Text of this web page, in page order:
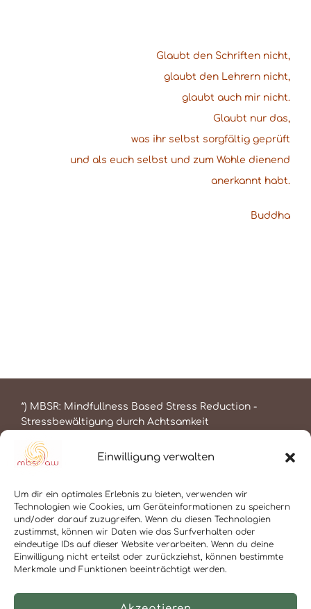
Einwilligung verwalten
Um dir ein optimales Erlebnis zu bieten, verwenden wir
Technologien wie Cookies, um Geräteinformationen zu speichern
und/oder darauf zuzugreifen. Wenn du diesen Technologien
zustimmst, können wir Daten wie das Surfverhalten oder
eindeutige IDs auf dieser Website verarbeiten. Wenn du deine
Einwilligung nicht erteilst oder zurückziehst, können bestimmte
Merkmale und Funktionen beeinträchtigt werden.
Glaubt den Schriften nicht,
glaubt den Lehrern nicht,
glaubt auch mir nicht.
Glaubt nur das,
was ihr selbst sorgfältig geprüft
und als euch selbst und zum Wohle dienend
anerkannt habt.
Buddha
*) MBSR: Mindfullness Based Stress Reduction -
Stressbewältigung durch Achtsamkeit
Kalender
Impressum
Cookie-Richtlinie (EU)